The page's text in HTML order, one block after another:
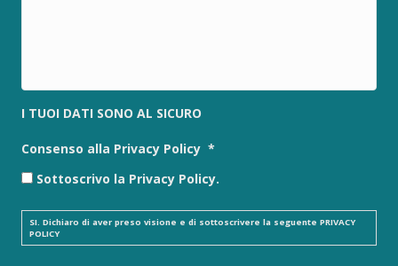
I TUOI DATI SONO AL SICURO
Consenso alla Privacy Policy *
Sottoscrivo la Privacy Policy.
SI. Dichiaro di aver preso visione e di sottoscrivere la seguente PRIVACY
POLICY